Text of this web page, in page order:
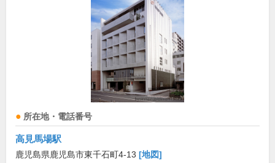
所在地・電話番号
高見馬場駅
鹿児島県鹿児島市東千石町4-13 [地図]